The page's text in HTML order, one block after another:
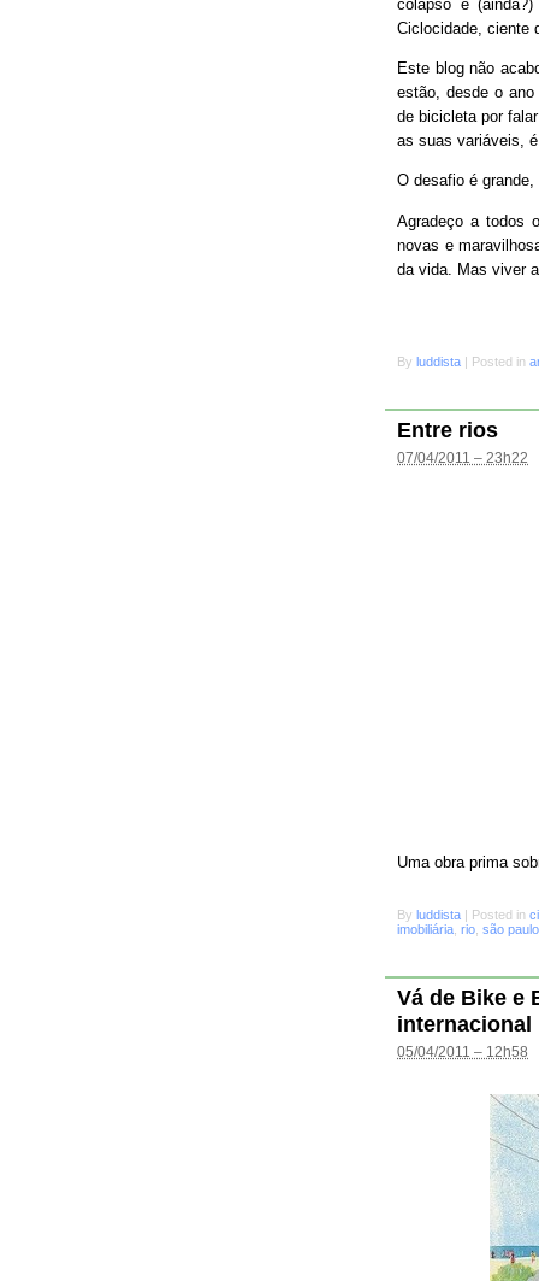
colapso e
Ciclocidade, ciente
Este blog não
estão, desde o ano
de bicicleta por
as suas variáveis,
O desafio é
Agradeço a todos
novas e
da vida. Mas viver
By luddista | Posted in
Entre rios
07/04/2011 – 23h22
Uma obra prima
By luddista | Posted in
imobiliária rio são paulo
Vá de Bike e
internacional
05/04/2011 – 12h58